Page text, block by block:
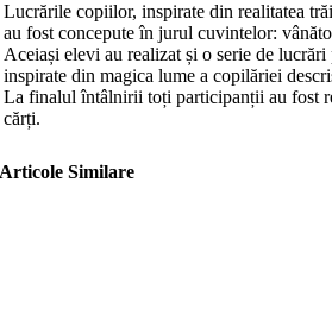
Lucrările copiilor, inspirate din realitatea
au fost concepute în jurul cuvintelor:
Aceiași elevi au realizat și o serie de lucrări
inspirate din magica lume a copilăriei
La finalul întâlnirii toți participanții au fost
cărți.
Articole Similare